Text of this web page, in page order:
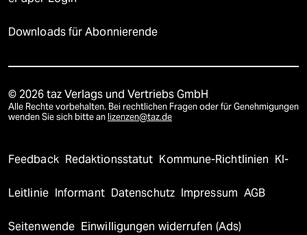
Downloads für Abonnierende
© 2026 taz Verlags und Vertriebs GmbH
Alle Rechte vorbehalten. Bei rechtlichen Fragen oder für Genehmigungen
wenden Sie sich bitte an lizenzen@taz.de
Feedback Redaktionsstatut Kommune-Richtlinien KI-
Leitlinie Informant Datenschutz Impressum AGB
Seitenwende Einwilligungen widerrufen (Ads)